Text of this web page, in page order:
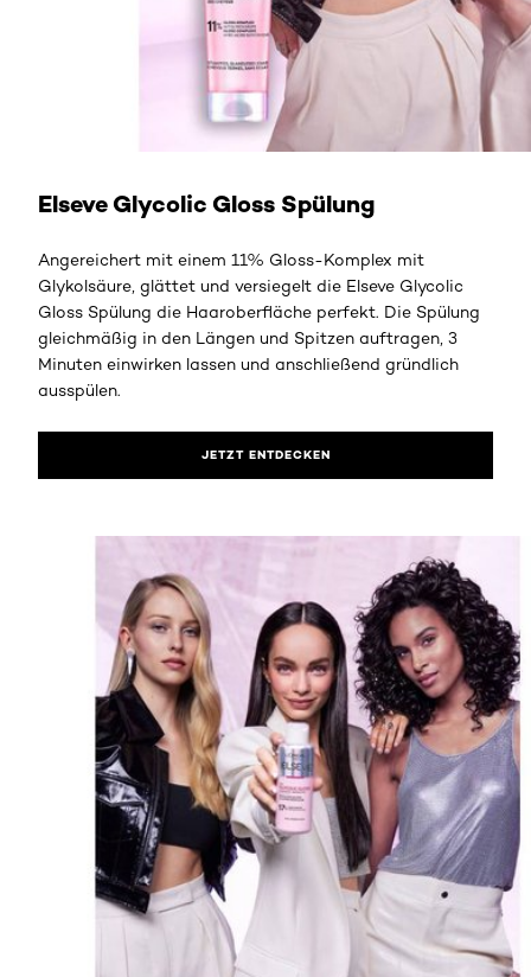
Elseve Glycolic Gloss Spülung
Angereichert mit einem 11% Gloss-Komplex mit
Glykolsäure, glättet und versiegelt die Elseve Glycolic
Gloss Spülung die Haaroberfläche perfekt. Die Spülung
gleichmäßig in den Längen und Spitzen auftragen, 3
Minuten einwirken lassen und anschließend gründlich
ausspülen.
JETZT ENTDECKEN